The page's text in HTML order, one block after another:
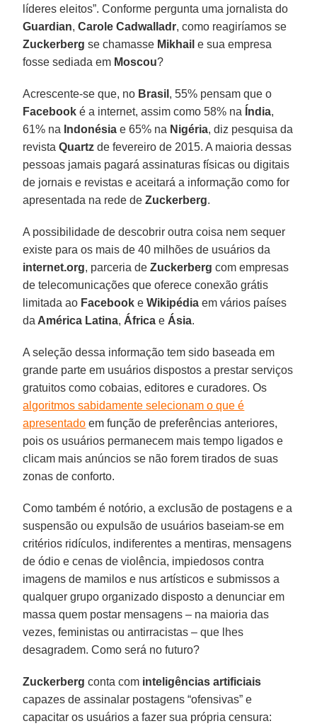
líderes eleitos”. Conforme pergunta uma jornalista do
Guardian,Carole Cadwalladr, como reagiríamos se
Zuckerberg se chamasse Mikhail e sua empresa
fosse sediada em Moscou?
Acrescente-se que, no Brasil , 55% pensam que o
Facebook é a internet, assim como 58% na Índia,
61% na Indonésia e 65% na Nigéria, diz pesquisa da
revistaQuartz de fevereiro de 2015. A maioria dessas
pessoas jamais pagará assinaturas físicas ou digitais
de jornais e revistas e aceitará a informação como for
apresentada na rede deZuckerberg.
A possibilidade de descobrir outra coisa nem sequer
existe para os mais de 40 milhões de usuários da
internet.org, parceria deZuckerberg com empresas
de telecomunicações que oferece conexão grátis
limitada ao Facebook eWikipédia em vários países
da América Latina, África e Ásia.
A seleção dessa informação tem sido baseada em
grande parte em usuários dispostos a prestar serviços
gratuitos como cobaias, editores e curadores. Os
algoritmos sabidamente selecionam o que é
apresentado em função de preferências anteriores,
pois os usuários permanecem mais tempo ligados e
clicam mais anúncios se não forem tirados de suas
zonas de conforto.
Como também é notório, a exclusão de postagens e a
suspensão ou expulsão de usuários baseiam-se em
critérios ridículos, indiferentes a mentiras, mensagens
de ódio e cenas de violência, impiedosos contra
imagens de mamilos e nus artísticos e submissos a
qualquer grupo organizado disposto a denunciar em
massa quem postar mensagens – na maioria das
vezes, feministas ou antirracistas – que lhes
desagradem. Como será no futuro?
Zuckerberg conta com inteligências artificiais
capazes de assinalar postagens “ofensivas” e
capacitar os usuários a fazer sua própria censura: